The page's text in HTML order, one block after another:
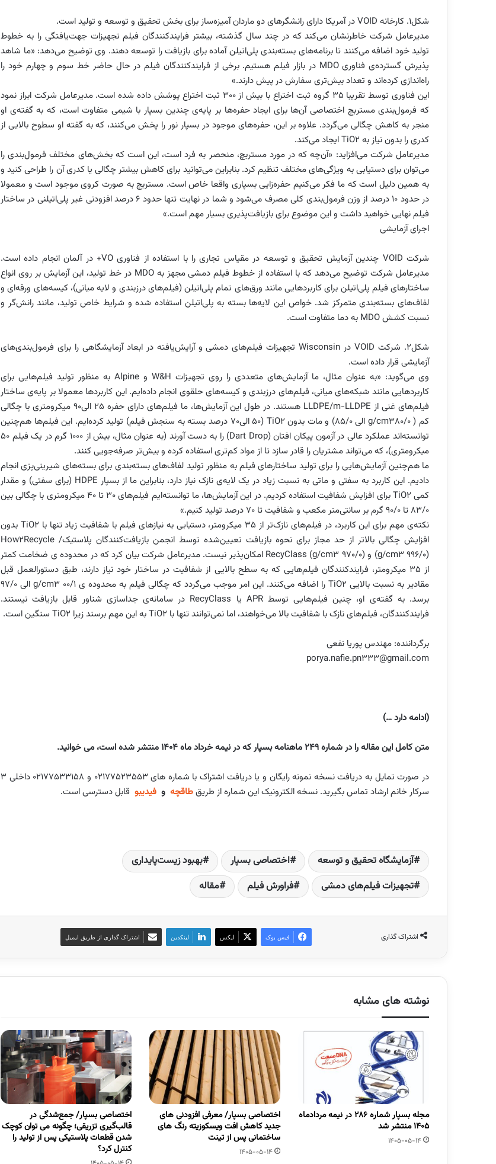
شکل1. کارخانه VOID در آمریکا دارای رانشگرهای دو ماردان آمیزه‌ساز برای بخش تحقیق و توسعه و تولید است.
مدیرعامل شرکت خاطرنشان می‌کند که در چند سال گذشته، بیشتر فرایندکنندگان فیلم تجهیزات جهت‌یافتگی را به خطوط
تولید خود اضافه می‌کنند تا برنامه‌های بسته‌بندی پلی‌اتیلن آماده برای بازیافت را توسعه دهند. وی توضیح می‌دهد: «ما شاهد
پذیرش گسترده‌‌ی فناوری MDO در بازار فیلم هستیم. برخی از فرایندکنندگان فیلم در حال حاضر خط سوم و چهارم خود را
راه‌اندازی کرده‌اند و تعداد بیش‌تری سفارش در پیش دارند.»
این فناوری توسط تقریبا 35 گروه ثبت اختراع با بیش از 300 ثبت اختراع پوشش داده شده است. مدیرعامل شرکت ابراز نمود
که فرمول‌بندی مستربچ اختصاصی آن‌ها برای ایجاد حفره‌ها بر پایه‌ی چندین بسپار با شیمی متفاوت است، که به گفته‌ی او
منجر به کاهش چگالی می‌گردد. علاوه بر این، حفره‌های موجود در بسپار نور را پخش می‌کنند، که به گفته او سطوح بالایی از
کدری را بدون نیاز به TiO2 ایجاد می‌کند.
مدیرعامل شرکت می‌افزاید: «آن‌چه که در مورد مستربچ، منحصر به فرد است، این است که بخش‌های مختلف فرمول‌بندی را
می‌توان برای دستیابی به ویژگی‌های مختلف تنظیم کرد. بنابراین می‌توانید برای کاهش بیشتر چگالی یا کدری آن را طراحی کنید و
به همین دلیل است که ما فکر می‌کنیم حفره‌زایی بسپاری واقعا خاص است. مستربچ به صورت کروی موجود است و معمولا
در حدود 10 درصد از وزن فرمول‌بندی کلی مصرف می‌شود و شما در نهایت تنها حدود 6 درصد افزودنی غیر پلی‌اتیلنی در ساختار
فیلم نهایی خواهید داشت و این موضوع برای بازیافت‌پذیری بسیار مهم است.»
اجرای آزمایشی
شرکت VOID چندین آزمایش تحقیق و توسعه در مقیاس تجاری را با استفاده از فناوری VO+ در آلمان انجام داده است.
مدیرعامل شرکت توضیح می‌دهد که با استفاده از خطوط فیلم دمشی مجهز به MDO در خط تولید، این آزمایش بر روی انواع
ساختارهای فیلم پلی‌اتیلن برای کاربردهایی مانند ورق‌‌های تمام پلی‌اتیلن (فیلم‌های درزبندی و لایه میانی)، کیسه‌های ورقه‌ای و
لفاف‌های بسته‌بندی متمرکز شد. خواص این لایه‌ها بسته به پلی‌اتیلن استفاده شده و شرایط خاص تولید، مانند رانش‌گر و
نسبت کشش MDO به دما متفاوت است.
شکل2. شرکت VOID در Wisconsin تجهیزات فیلم‌های دمشی و آرایش‌یافته در ابعاد آزمایشگاهی را برای فرمول‌بندی‌های
آزمایشی قرار داده است.
وی می‌گوید: «به عنوان مثال، ما آزمایش‌های متعددی را روی تجهیزات W&H و Alpine به منظور تولید فیلم‌هایی برای
کاربردهایی مانند شبکه‌های میانی، فیلم‌های درزبندی و کیسه‌های حلقوی انجام داده‌ایم. این کاربردها معمولا بر پایه‌‌ی ساختار
فیلم‌های غنی از LLDPE/m-LLDPE هستند. در طول این آزمایش‌ها، ما فیلم‌های دارای حفره 25 الی90 میکرومتری با چگالی
کم ( g/cm380/0 الی 85/0) و مات بدون TiO2 (50 الی70 درصد بسته به سنجش فیلم) تولید کرده‌ایم. این فیلم‌ها هم‌چنین
توانسته‌اند عملکرد عالی در آزمون پيکان افتان (Dart Drop) را به دست آورند (به عنوان مثال، بیش از 1000 گرم در یک فیلم 50
میکرومتری)، که می‌تواند مشتریان را قادر سازد تا از مواد کم‌تری استفاده کرده و بیش‌تر صرفه‌جویی کنند.
ما هم‌‌چنین آزمایش‌هایی را برای تولید ساختارهای فیلم به منظور تولید لفاف‌های بسته‌بندی‌ برای بسته‌های شیرینی‌پزی انجام
دادیم. این کاربرد به سفتی و ماتی به نسبت زیاد در یک لایه‌‌ی نازک نیاز دارد، بنابراین ما از بسپار HDPE (برای سفتی) و مقدار
کمی TiO2 برای افزایش شفافیت استفاده کردیم. در این آزمایش‌ها، ما توانسته‌ایم فیلم‌های 30 تا 40 میکرومتری با چگالی بین
83/0 تا 90/0 گرم بر سانتی‌متر مکعب و شفافیت تا 70 درصد تولید کنیم.»
نکته‌‌ی مهم برای این کاربرد، در فیلم‌های نازک‌تر از 35 میکرومتر، دستیابی به نیازهای فیلم با شفافیت زیاد تنها با TiO2 بدون
افزایش چگالی بالاتر از حد مجاز برای نحوه بازیافت تعیین‌شده توسط انجمن بازیافت‌کنندگان پلاستیک/ How2Recycle
(g/cm3 996/0) و RecyClass (g/cm3 970/0) امکان‌پذیر نیست. مدیرعامل شرکت بیان کرد که در محدوده ی ضخامت کمتر
از 35 میکرومتر، فرایندکنندگان فیلم‌هایی که به سطح بالایی از شفافیت در ساختار خود نیاز دارند، طبق دستورالعمل قبل
مقادیر به نسبت بالایی TiO2 را اضافه می‌کنند. این امر موجب می‌گردد که چگالی فیلم به محدوده ی g/cm3 00/1 الی 97/0
برسد. به گفته‌‌ی او، چنین فیلم‌هایی توسط APR یا RecyClass در سامانه‌‌ی جداسازی شناور قابل بازیافت نیستند.
فرایندکنندگان، فیلم‌های نازک با شفافیت بالا می‌خواهند، اما نمی‌توانند تنها با TiO2 به این مهم برسند زیرا TiO2 سنگین است.
برگرداننده: مهندس پوریا نفعی
porya.nafie.pn333@gmail.com
(ادامه دارد …)
متن کامل این مقاله را در شماره 249 ماهنامه بسپار که در نیمه خرداد ماه 1404 منتشر شده است، می خوانید.
در صورت تمایل به دریافت نسخه نمونه رایگان و یا دریافت اشتراک با شماره های ۰۲۱۷۷۵۲۳۵۵۳ و ۰۲۱۷۷۵۳۳۱۵۸ داخلی ۳
سرکار خانم ارشاد تماس بگیرید. نسخه الکترونیک این شماره از طریقطاقچه و فیدیبو قابل دسترسی است.
آزمایشگاه تحقیق و توسعه اختصاصی بسپار
بهبود زیست‌پایداری
تجهیزات فیلم‌های دمشی
فراورش فیلم مقاله
اشتراک گذاری فیس بوک ایکس لینکدین اشتراک گذاری از طریق ایمیل
نوشته های مشابه
مجله بسپار شماره 286 در نیمه مردادماه
1405 منتشر شد
1405-05-14
اختصاصی بسپار/ معرفی افزودنی های
جدید کاهش افت ویسکوزیته رنگ های
ساختمانی پس از تینت
1405-05-14
اختصاصی بسپار/ جمع‌شدگی در
قالب‌گیری تزریقی؛ چگونه می توان کوچک
شدن قطعات پلاستیکی پس از تولید را
کنترل کرد؟